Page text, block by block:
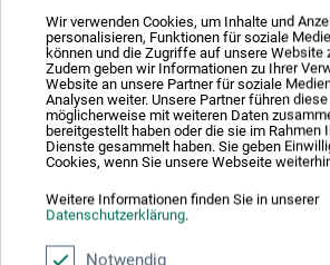
Wir verwenden Cookies, um Inhalte und
personalisieren, Funktionen für soziale
können und die Zugriffe auf unsere Website
Zudem geben wir Informationen zu Ihrer
Website an unsere Partner für soziale
Analysen weiter. Unsere Partner führen
möglicherweise mit weiteren Daten
bereitgestellt haben oder die sie im Rahmen
Dienste gesammelt haben. Sie geben
Cookies, wenn Sie unsere Webseite
Weitere Informationen finden Sie in unserer
Datenschutzerklärung.
Notwendig
økologisk bevidst formel omfatter brug
naturlige, fornybare råstoffer som fx
additiver. Alle farver har en
smøragtig konsistens og er dermed i
bedste appliceringsskaber. Derudover
optimering af formlen for en afkortet
forløbende tørring af alle farvetonerne,
modstandsdygtige overflader.
35 ml-, 48 i 120 ml- og 12 i 200 ml-tuber.